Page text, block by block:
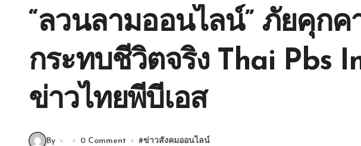
“ลวนลามออนไลน์” ภัยคุกค
กระทบชีวิตจริง Thai Pbs
ข่าวไทยพีบีเอส
By 0 Comment #ข่าวสังคมออนไลน์